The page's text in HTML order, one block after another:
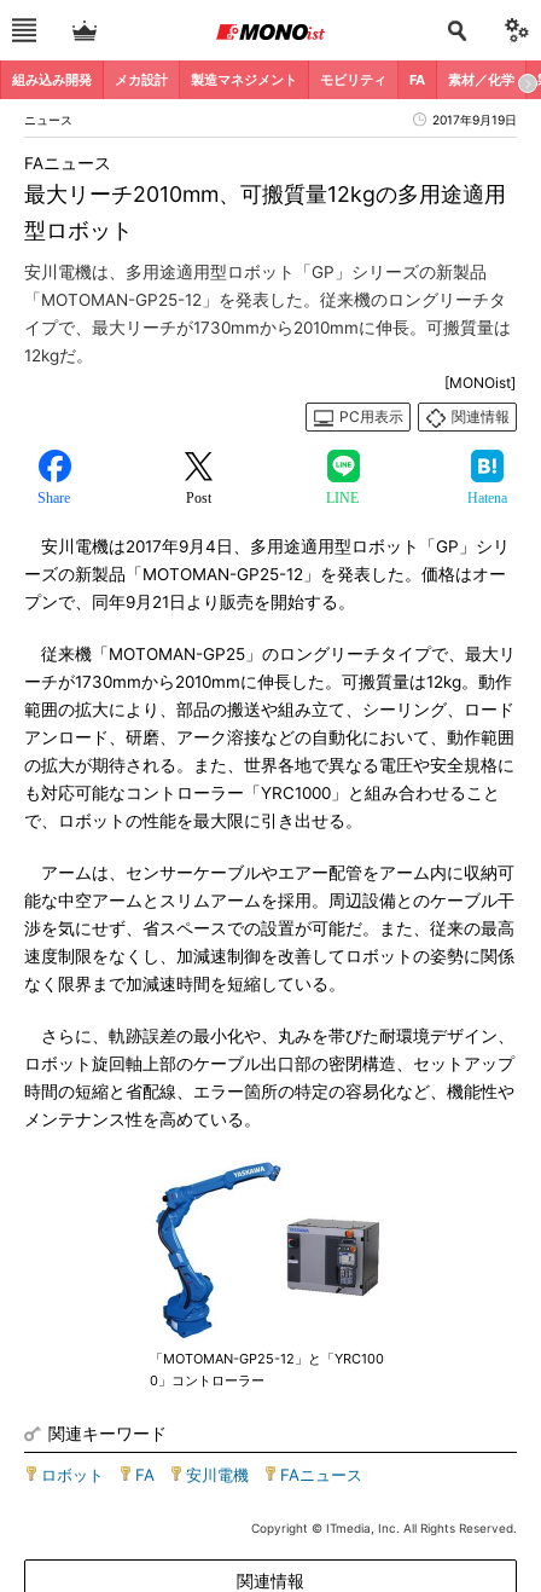
組み込み開発 メカ設計 製造マネジメント モビリティ FA 素材／化学
ニュース 2017年9月19日
最大リーチ2010mm、可搬質量12kgの多用途適用
型ロボット
FAニュース
安川電機は、多用途適用型ロボット「GP」シリーズの新製品
「MOTOMAN-GP25-12」を発表した。従来機のロングリーチタ
イプで、最大リーチが1730mmから2010mmに伸長。可搬質量は
12kgだ。
[MONOist]
PC用表示
関連情報
Share Post LINE Hatena
安川電機は2017年9月4日、多用途適用型ロボット「GP」シリ
ーズの新製品「MOTOMAN-GP25-12」を発表した。価格はオー
プンで、同年9月21日より販売を開始する。
従来機「MOTOMAN-GP25」のロングリーチタイプで、最大リ
ーチが1730mmから2010mmに伸長した。可搬質量は12kg。動作
範囲の拡大により、部品の搬送や組み立て、シーリング、ロード
アンロード、研磨、アーク溶接などの自動化において、動作範囲
の拡大が期待される。また、世界各地で異なる電圧や安全規格に
も対応可能なコントローラー「YRC1000」と組み合わせること
で、ロボットの性能を最大限に引き出せる。
アームは、センサーケーブルやエアー配管をアーム内に収納可
能な中空アームとスリムアームを採用。周辺設備とのケーブル干
渉を気にせず、省スペースでの設置が可能だ。また、従来の最高
速度制限をなくし、加減速制御を改善してロボットの姿勢に関係
なく限界まで加減速時間を短縮している。
さらに、軌跡誤差の最小化や、丸みを帯びた耐環境デザイン、
ロボット旋回軸上部のケーブル出口部の密閉構造、セットアップ
時間の短縮と省配線、エラー箇所の特定の容易化など、機能性や
メンテナンス性を高めている。
「MOTOMAN-GP25-12」と「YRC100
0」コントローラー
関連キーワード
ロボット FA 安川電機 FAニュース
Copyright © ITmedia, Inc. All Rights Reserved.
関連情報